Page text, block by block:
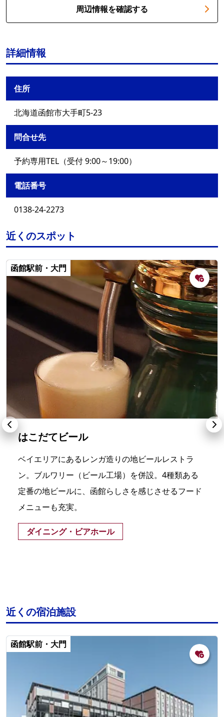
周辺情報を確認する
詳細情報
住所
北海道函館市大手町5-23
問合せ先
予約専用TEL（受付 9:00～19:00）
電話番号
0138-24-2273
近くのスポット
函館駅前・大門
はこだてビール
ベイエリアにあるレンガ造りの地ビールレストラ
ン。ブルワリー（ビール工場）を併設。4種類ある
定番の地ビールに、函館らしさを感じさせるフード
メニューも充実。
ダイニング・ビアホール
近くの宿泊施設
函館駅前・大門